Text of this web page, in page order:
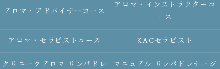
アロマ・アドバイザーコース
アロマ・インストラクターコ
ース
アロマ・セラピストコース KACセラピスト
クリニークアロマ リンパドレ
マニュアル リンパドレナージ